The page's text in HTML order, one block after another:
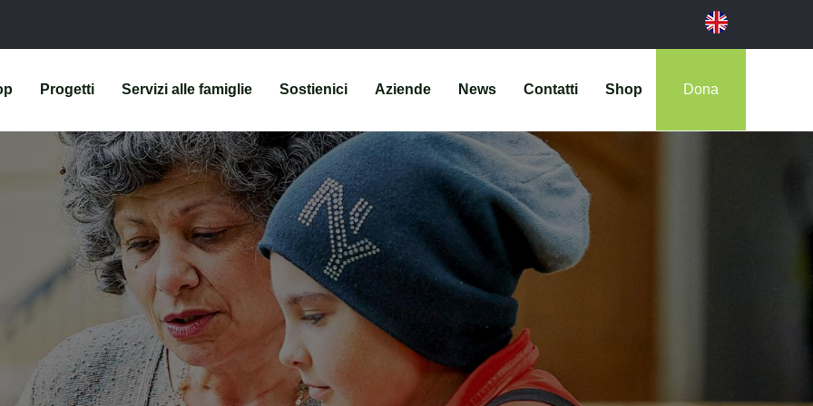
Progetti Servizi alle famiglie Sostienici Aziende News Contatti Shop Dona